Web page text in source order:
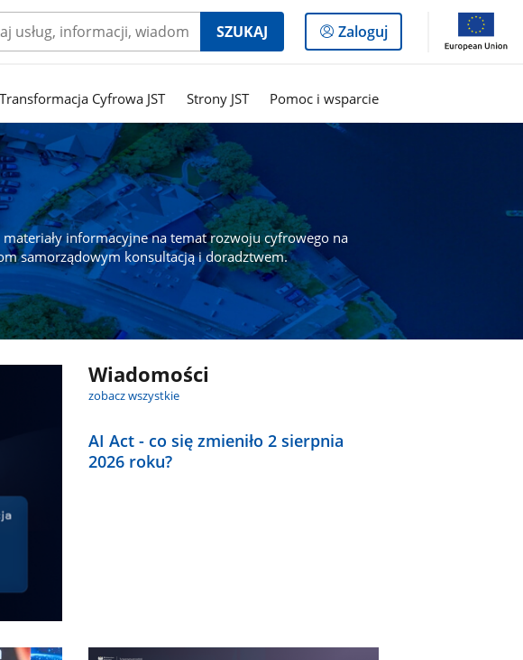
SZUKAJ
Logowanie
do
Zaloguj
Transformacja Cyfrowa JST Strony JST Pomoc i wsparcie
informacyjne na temat rozwoju cyfrowego na
samorządowym konsultacją i doradztwem.
Wiadomości
zobacz wszystkie
AI Act - co się zmieniło 2 sierpnia
2026 roku?